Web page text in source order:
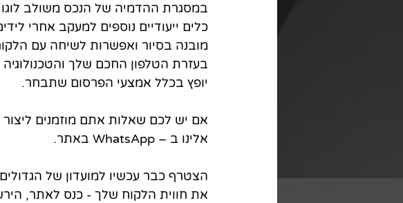
במסגרת ההדמיה של הנכס משולב
כלים ייעודיים נוספים למעקב אחרי
מובנה בסיור ואפשרות לשיחה עם
יופץ בכלל אמצעי הפרסום שתבחר.
אם יש לכם שאלות אתם מוזמנים
אלינו ב – WhatsApp באתר.
הצטרף כבר עכשיו למועדון של
את חווית הלקוח שלך - כנס לאתר,